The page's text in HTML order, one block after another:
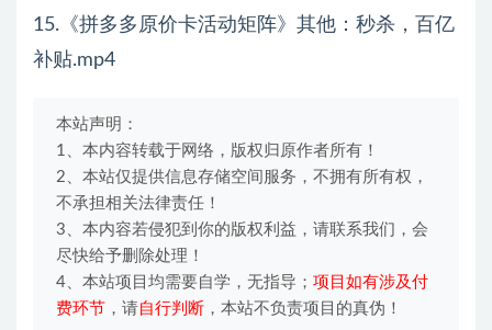
15.《拼多多原价卡活动矩阵》其他：秒杀，百亿
补贴.mp4
本站声明：
1、本内容转载于网络，版权归原作者所有！
2、本站仅提供信息存储空间服务，不拥有所有权，
不承担相关法律责任！
3、本内容若侵犯到你的版权利益，请联系我们，会
尽快给予删除处理！
4、本站项目均需要自学，无指导； 项目如有涉及付
费环节 ，请自行判断 ，本站不负责项目的真伪！